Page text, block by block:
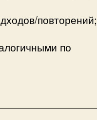
повторений;
по